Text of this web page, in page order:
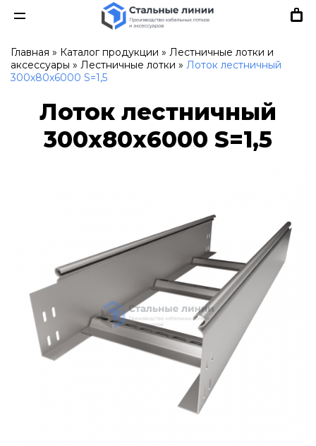
Главная » Каталог продукции » Лестничные лотки и
аксессуары » Лестничные лотки » Лоток лестничный
300х80х6000 S=1,5
Лоток лестничный
300х80х6000 S=1,5